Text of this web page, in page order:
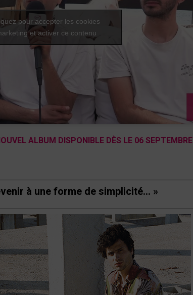
pour accepter les cookies
et activer ce contenu
ALBUM DISPONIBLE DÈS LE 06 SEPTEMBRE
à une forme de simplicité… »